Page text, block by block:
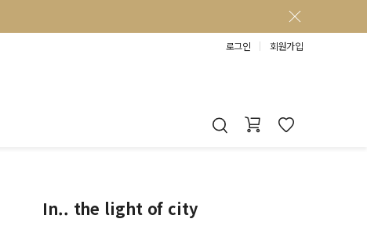
로그인 회원가입
In.. the light of city